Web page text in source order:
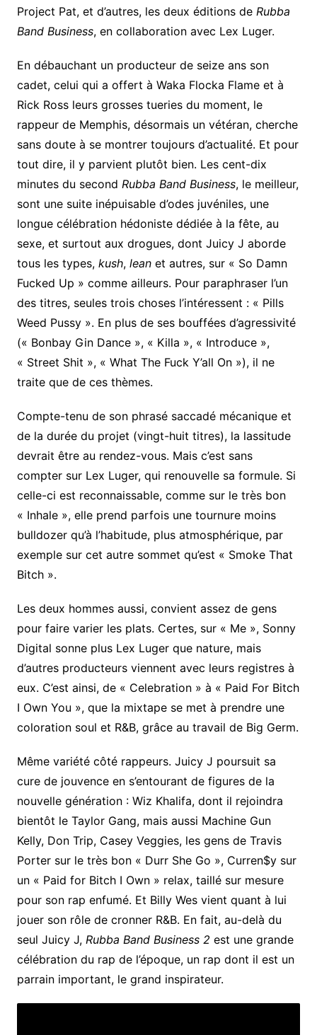
Project Pat, et d’autres, les deux éditions de Rubba
Band Business, en collaboration avec Lex Luger.
En débauchant un producteur de seize ans son
cadet, celui qui a offert à Waka Flocka Flame et à
Rick Ross leurs grosses tueries du moment, le
rappeur de Memphis, désormais un vétéran, cherche
sans doute à se montrer toujours d’actualité. Et pour
tout dire, il y parvient plutôt bien. Les cent-dix
minutes du second Rubba Band Business, le meilleur,
sont une suite inépuisable d’odes juvéniles, une
longue célébration hédoniste dédiée à la fête, au
sexe, et surtout aux drogues, dont Juicy J aborde
tous les types, kush, leanet autres, sur « So Damn
Fucked Up » comme ailleurs. Pour paraphraser l’un
des titres, seules trois choses l’intéressent : « Pills
Weed Pussy ». En plus de ses bouffées d’agressivité
(« Bonbay Gin Dance », « Killa », « Introduce »,
« Street Shit », « What The Fuck Y’all On »), il ne
traite que de ces thèmes.
Compte-tenu de son phrasé saccadé mécanique et
de la durée du projet (vingt-huit titres), la lassitude
devrait être au rendez-vous. Mais c’est sans
compter sur Lex Luger, qui renouvelle sa formule. Si
celle-ci est reconnaissable, comme sur le très bon
« Inhale », elle prend parfois une tournure moins
bulldozer qu’à l’habitude, plus atmosphérique, par
exemple sur cet autre sommet qu’est « Smoke That
Bitch ».
Les deux hommes aussi, convient assez de gens
pour faire varier les plats. Certes, sur « Me », Sonny
Digital sonne plus Lex Luger que nature, mais
d’autres producteurs viennent avec leurs registres à
eux. C’est ainsi, de « Celebration » à « Paid For Bitch
I Own You », que la mixtape se met à prendre une
coloration soul et R&B, grâce au travail de Big Germ.
Même variété côté rappeurs. Juicy J poursuit sa
cure de jouvence en s’entourant de figures de la
nouvelle génération : Wiz Khalifa, dont il rejoindra
bientôt le Taylor Gang, mais aussi Machine Gun
Kelly, Don Trip, Casey Veggies, les gens de Travis
Porter sur le très bon « Durr She Go », Curren$y sur
un « Paid for Bitch I Own » relax, taillé sur mesure
pour son rap enfumé. Et Billy Wes vient quant à lui
jouer son rôle de cronner R&B. En fait, au-delà du
seul Juicy J, Rubba Band Business 2 est une grande
célébration du rap de l’époque, un rap dont il est un
parrain important, le grand inspirateur.